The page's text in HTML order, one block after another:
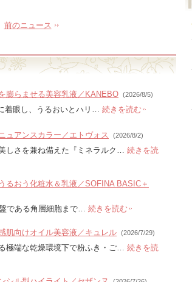
前のニュース
膨らませる美容乳液／KANEBO (2026/8/5)
着眼し、うるおいとハリ… 続きを読む
ュアンスカラー／エトヴォス (2026/8/2)
しさを兼ね備えた『ミネラルク… 続きを読
るおう化粧水＆乳液／SOFINA BASIC＋
である角層細胞まで… 続きを読む
肌向けオイル美容液／キュレル (2026/7/29)
極端な乾燥環境下で粉ふき・ご… 続きを読